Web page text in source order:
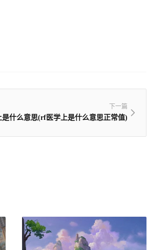
下一篇
什么意思(rf医学上是什么意思正常值)